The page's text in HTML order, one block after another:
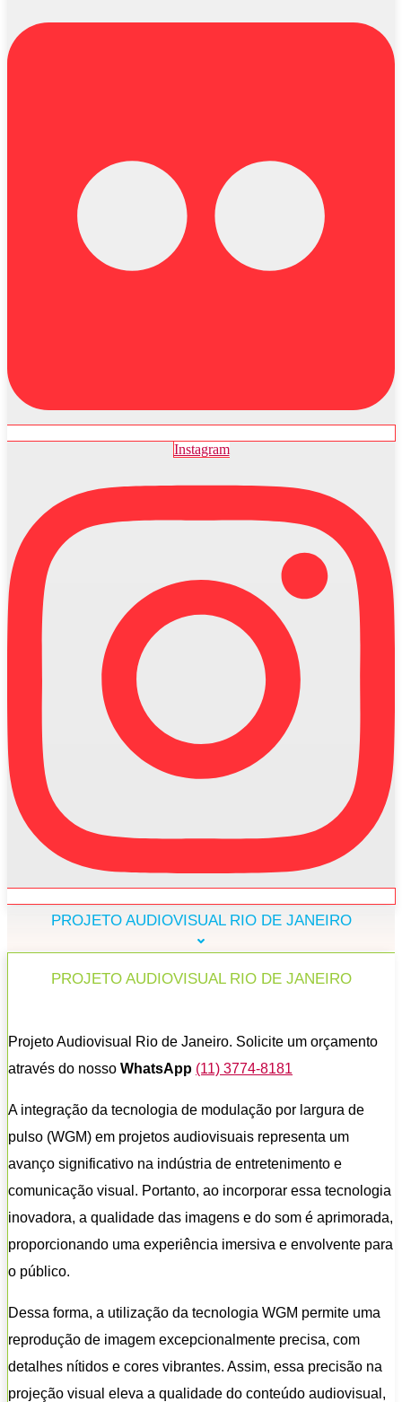
Instagram
PROJETO AUDIOVISUAL RIO DE JANEIRO
PROJETO AUDIOVISUAL RIO DE JANEIRO
Projeto Audiovisual Rio de Janeiro. Solicite um orçamento
através do nosso WhatsApp (11) 3774-8181
A integração da tecnologia de modulação por largura de
pulso (WGM) em projetos audiovisuais representa um
avanço significativo na indústria de entretenimento e
comunicação visual. Portanto, ao incorporar essa tecnologia
inovadora, a qualidade das imagens e do som é aprimorada,
proporcionando uma experiência imersiva e envolvente para
o público.
Dessa forma, a utilização da tecnologia WGM permite uma
reprodução de imagem excepcionalmente precisa, com
detalhes nítidos e cores vibrantes. Assim, essa precisão na
projeção visual eleva a qualidade do conteúdo audiovisual,